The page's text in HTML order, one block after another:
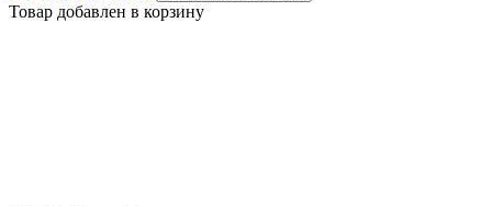
Товар добавлен в корзину